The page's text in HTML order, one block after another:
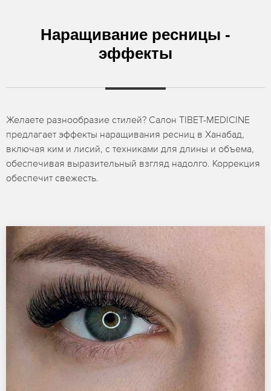
Наращивание ресницы -
эффекты
Желаете разнообразие стилей? Салон TIBET-MEDICINE
предлагает эффекты наращивания ресниц в Ханабад,
включая ким и лисий, с техниками для длины и объема,
обеспечивая выразительный взгляд надолго. Коррекция
обеспечит свежесть.